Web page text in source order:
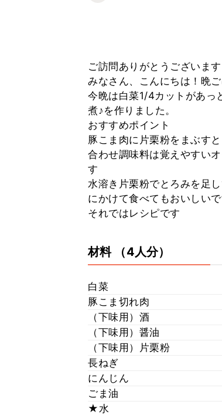
ご訪問ありがとうございます
みなさん、こんにちは！晩
今晩は白菜1/4カットがあっ
煮♪を作りました。
おすすめポイント
豚こま肉に片栗粉をまぶす
合わせ調味料は覚えやすい
す
水溶き片栗粉でとろみを足
にかけて食べてもおいしい
それではレシピです
材料 （4人分）
白菜
豚こま切れ肉
（下味用）酒
（下味用）醤油
（下味用）片栗粉
長ねぎ
にんじん
ごま油
★水